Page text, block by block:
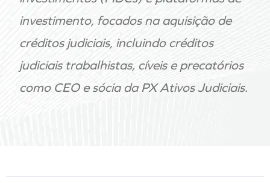
investimento, focados na aquisição de
créditos judiciais, incluindo créditos
judiciais trabalhistas, cíveis e precatórios
como CEO e sócia da PX Ativos Judiciais.